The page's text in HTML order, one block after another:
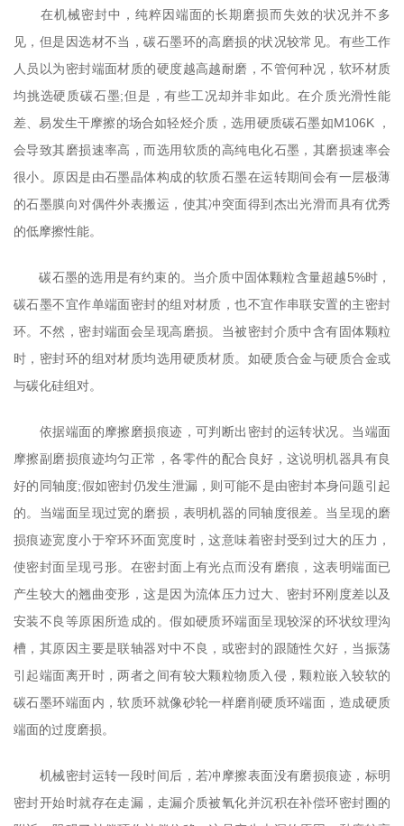
在机械密封中，纯粹因端面的长期磨损而失效的状况并不多
见，但是因选材不当，碳石墨环的高磨损的状况较常见。有些工作
人员以为密封端面材质的硬度越高越耐磨，不管何种况，软环材质
均挑选硬质碳石墨;但是，有些工况却并非如此。在介质光滑性能
差、易发生干摩擦的场合如轻烃介质，选用硬质碳石墨如M106K ，
会导致其磨损速率高，而选用软质的高纯电化石墨，其磨损速率会
很小。原因是由石墨晶体构成的软质石墨在运转期间会有一层极薄
的石墨膜向对偶件外表搬运，使其冲突面得到杰出光滑而具有优秀
的低摩擦性能。
碳石墨的选用是有约束的。当介质中固体颗粒含量超越5%时，
碳石墨不宜作单端面密封的组对材质，也不宜作串联安置的主密封
环。不然，密封端面会呈现高磨损。当被密封介质中含有固体颗粒
时，密封环的组对材质均选用硬质材质。如硬质合金与硬质合金或
与碳化硅组对。
依据端面的摩擦磨损痕迹，可判断出密封的运转状况。当端面
摩擦副磨损痕迹均匀正常，各零件的配合良好，这说明机器具有良
好的同轴度;假如密封仍发生泄漏，则可能不是由密封本身问题引起
的。当端面呈现过宽的磨损，表明机器的同轴度很差。当呈现的磨
损痕迹宽度小于窄环环面宽度时，这意味着密封受到过大的压力，
使密封面呈现弓形。在密封面上有光点而没有磨痕，这表明端面已
产生较大的翘曲变形，这是因为流体压力过大、密封环刚度差以及
安装不良等原困所造成的。假如硬质环端面呈现较深的环状纹理沟
槽，其原因主要是联轴器对中不良，或密封的跟随性欠好，当振荡
引起端面离开时，两者之间有较大颗粒物质入侵，颗粒嵌入较软的
碳石墨环端面内，软质环就像砂轮一样磨削硬质环端面，造成硬质
端面的过度磨损。
机械密封运转一段时间后，若冲摩擦表面没有磨损痕迹，标明
密封开始时就存在走漏，走漏介质被氧化并沉积在补偿环密封圈的